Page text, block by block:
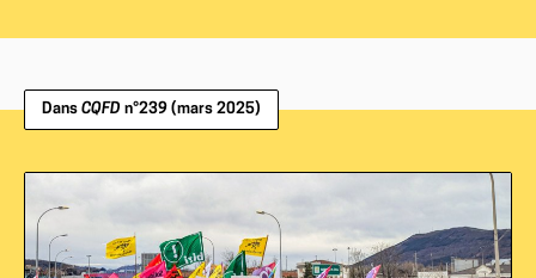
Dans CQFD n°239 (mars 2025)